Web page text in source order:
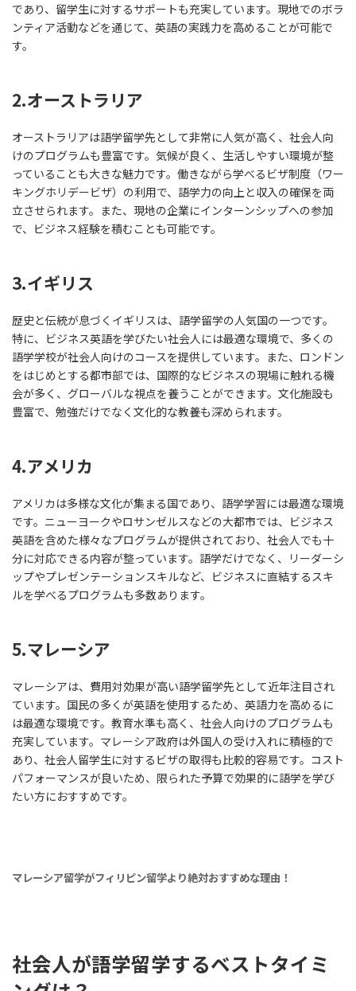
であり、留学生に対するサポートも充実しています。現地でのボラ
ンティア活動などを通じて、英語の実践力を高めることが可能で
す。
2.オーストラリア
オーストラリアは語学留学先として非常に人気が高く、社会人向
けのプログラムも豊富です。気候が良く、生活しやすい環境が整
っていることも大きな魅力です。働きながら学べるビザ制度（ワー
キングホリデービザ）の利用で、語学力の向上と収入の確保を両
立させられます。また、現地の企業にインターンシップへの参加
で、ビジネス経験を積むことも可能です。
3.イギリス
歴史と伝統が息づくイギリスは、語学留学の人気国の一つです。
特に、ビジネス英語を学びたい社会人には最適な環境で、多くの
語学学校が社会人向けのコースを提供しています。また、ロンドン
をはじめとする都市部では、国際的なビジネスの現場に触れる機
会が多く、グローバルな視点を養うことができます。文化施設も
豊富で、勉強だけでなく文化的な教養も深められます。
4.アメリカ
アメリカは多様な文化が集まる国であり、語学学習には最適な環境
です。ニューヨークやロサンゼルスなどの大都市では、ビジネス
英語を含めた様々なプログラムが提供されており、社会人でも十
分に対応できる内容が整っています。語学だけでなく、リーダーシ
ップやプレゼンテーションスキルなど、ビジネスに直結するスキ
ルを学べるプログラムも多数あります。
5.マレーシア
マレーシアは、費用対効果が高い語学留学先として近年注目され
ています。国民の多くが英語を使用するため、英語力を高めるに
は最適な環境です。教育水準も高く、社会人向けのプログラムも
充実しています。マレーシア政府は外国人の受け入れに積極的で
あり、社会人留学生に対するビザの取得も比較的容易です。コスト
パフォーマンスが良いため、限られた予算で効果的に語学を学び
たい方におすすめです。
マレーシア留学がフィリピン留学より絶対おすすめな理由！
社会人が語学留学するベストタイミ